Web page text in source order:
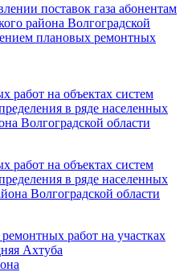
поставок газа абонентам
района Волгоградской
плановых ремонтных
на объектах систем
в ряде населенных
Волгоградской области
на объектах систем
в ряде населенных
Волгоградской области
работ на участках
Ахтуба